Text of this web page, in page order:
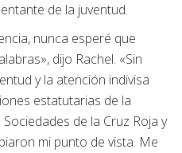
de la juventud.
nunca esperé que
dijo Rachel. «Sin
y la atención indivisa
estatutarias de la
de la Cruz Roja y
mi punto de vista. Me